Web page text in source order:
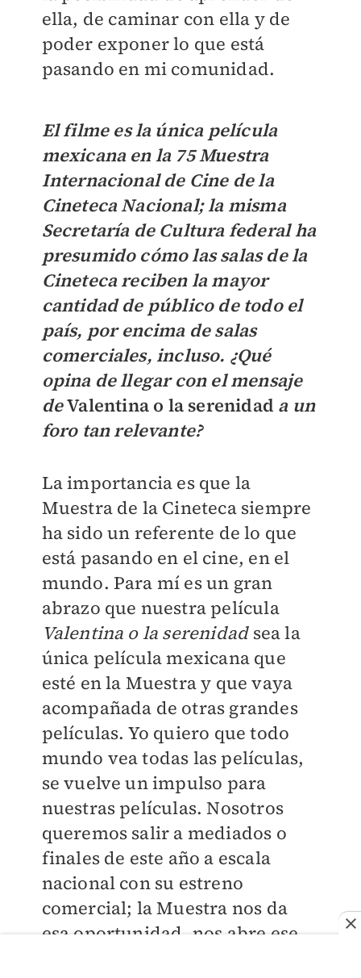
ella, de caminar con ella y de
poder exponer lo que está
pasando en mi comunidad.
El filme es la única película
mexicana en la 75 Muestra
Internacional de Cine de la
Cineteca Nacional; la misma
Secretaría de Cultura federal ha
presumido cómo las salas de la
Cineteca reciben la mayor
cantidad de público de todo el
país, por encima de salas
comerciales, incluso. ¿Qué
opina de llegar con el mensaje
deValentina o la serenidad a un
foro tan relevante?
La importancia es que la
Muestra de la Cineteca siempre
ha sido un referente de lo que
está pasando en el cine, en el
mundo. Para mí es un gran
abrazo que nuestra película
Valentina o la serenidadsea la
única película mexicana que
esté en la Muestra y que vaya
acompañada de otras grandes
películas. Yo quiero que todo
mundo vea todas las películas,
se vuelve un impulso para
nuestras películas. Nosotros
queremos salir a mediados o
finales de este año a escala
nacional con su estreno
comercial; la Muestra nos da
esa oportunidad, nos abre ese